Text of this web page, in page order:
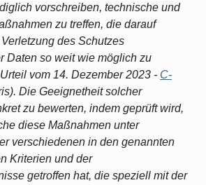
vorschreiben, technische und
zu treffen, die darauf
des Schutzes
Daten so weit wie möglich zu
vom 14. Dezember 2023 - C-
Die Geeignetheit solcher
zu bewerten, indem geprüft wird,
diese Maßnahmen unter
verschiedenen in den genannten
Kriterien und der
getroffen hat, die speziell mit der